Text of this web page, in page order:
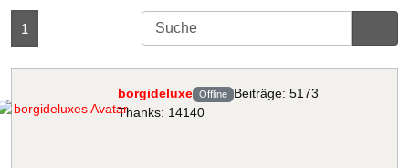
1
borgideluxe Offline Beiträge: 5173
Thanks: 14140